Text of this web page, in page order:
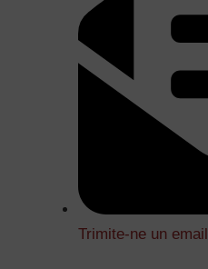
Trimite-ne un email